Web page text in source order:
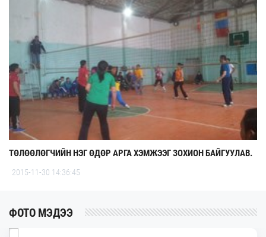
ТӨЛӨӨЛӨГЧИЙН НЭГ ӨДӨР АРГА ХЭМЖЭЭГ ЗОХИОН БАЙГУУЛАВ.
2015-11-30 14:36:45
ФОТО МЭДЭЭ